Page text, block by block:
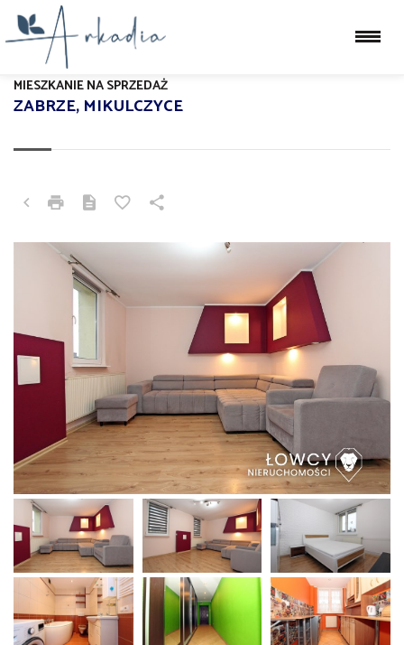
ZABRZE, MIKULCZYCE
MIESZKANIE NA SPRZEDAŻ